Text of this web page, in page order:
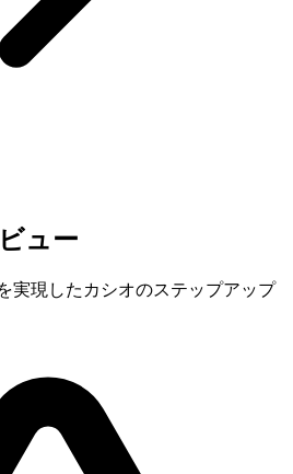
ュー
実現したカシオのステップアップ